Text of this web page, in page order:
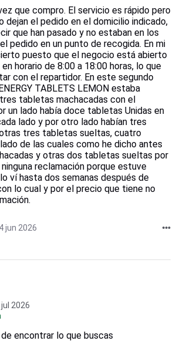
que compro. El servicio es rápido pero
dejan el pedido en el domicilio indicado,
que han pasado y no estaban en los
pedido en un punto de recogida. En mi
puesto que el negocio está abierto
horario de 8:00 a 18:00 horas, lo que
con el repartidor. En este segundo
TABLETS LEMON estaba
tabletas machacadas con el
un lado había doce tabletas Unidas en
lado y por otro lado habían tres
tres tabletas sueltas, cuatro
de las cuales como he dicho antes
y otras dos tabletas sueltas por
reclamación porque estuve
ví hasta dos semanas después de
lo cual y por el precio que tiene no
jun 2026
jul 2026
encontrar lo que buscas